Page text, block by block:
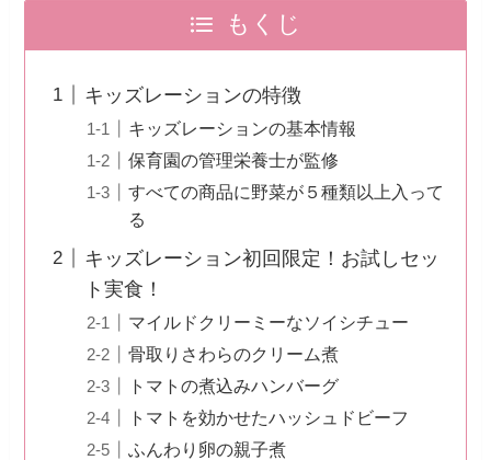
もくじ
キッズレーションの特徴
キッズレーションの基本情報
保育園の管理栄養士が監修
すべての商品に野菜が５種類以上入って
る
キッズレーション初回限定！お試しセッ
ト実食！
マイルドクリーミーなソイシチュー
骨取りさわらのクリーム煮
トマトの煮込みハンバーグ
トマトを効かせたハッシュドビーフ
ふんわり卵の親子煮